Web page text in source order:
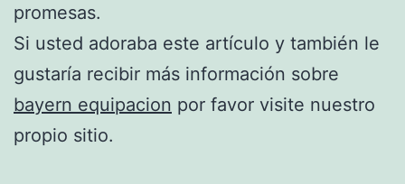
promesas.
Si usted adoraba este artículo y también le
gustaría recibir más información sobre
bayern equipacion por favor visite nuestro
propio sitio.